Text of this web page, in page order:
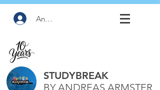
Anmelden
STUDYBREAK
BY ANDREAS ARMSTER